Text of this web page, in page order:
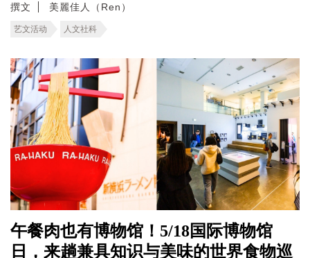
撰文 美麗佳人（Ren）
艺文活动 人文社科
午餐肉也有博物馆！5/18国际博物馆
日，来趟兼具知识与美味的世界食物巡